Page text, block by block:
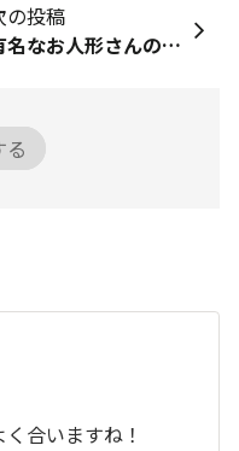
の投稿
有名なお人形さんの服を編んでみた
る
合いますね！